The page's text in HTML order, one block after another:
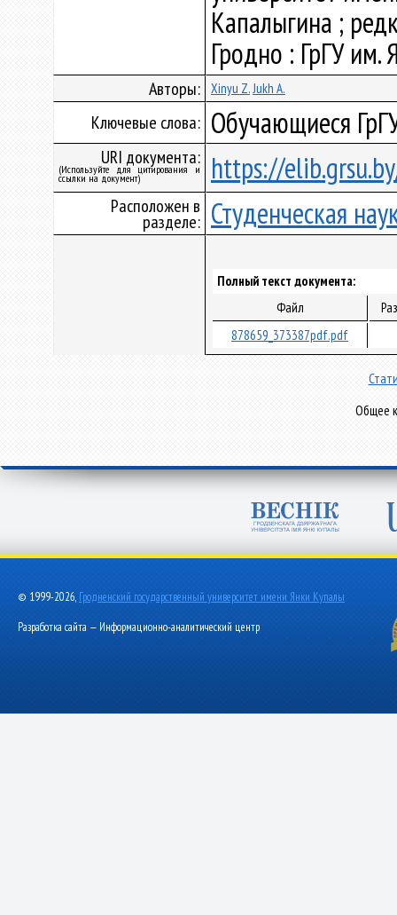
Капалыгина ;
Гродно : ГрГУ
Авторы: Xinyu Z.Jukh A.
Ключевые слова: Обучающиеся
URI документа:
(Используйте для цитирования и
ссылки на документ) https://
Расположен в
разделе: Студенческая
Полный текст документа:
Файл
878659_373387pdf.pdf
Общее
© 1999-2026, Гродненский государственный университет имени Янки Купалы
Разработка сайта — Информационно-аналитический центр